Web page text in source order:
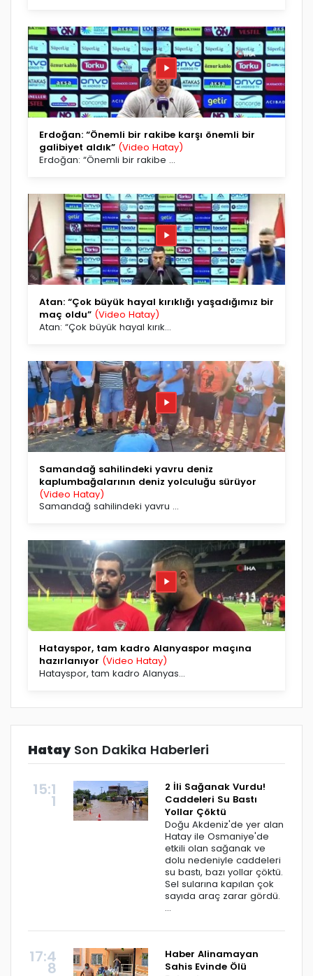
Erdoğan: “Önemli bir rakibe karşı önemli bir
galibiyet aldık” (Video Hatay)
Erdoğan: “Önemli bir rakibe ...
Atan: “Çok büyük hayal kırıklığı yaşadığımız bir
maç oldu” (Video Hatay)
Atan: “Çok büyük hayal kırık...
Samandağ sahilindeki yavru deniz
kaplumbağalarının deniz yolculuğu sürüyor
(Video Hatay)
Samandağ sahilindeki yavru ...
Hatayspor, tam kadro Alanyaspor maçına
hazırlanıyor (Video Hatay)
Hatayspor, tam kadro Alanyas...
HataySon Dakika Haberleri
15:1
1
2 İli Sağanak Vurdu!
Caddeleri Su Bastı
Yollar Çöktü
Doğu Akdeniz'de yer alan
Hatay ile Osmaniye'de
etkili olan sağanak ve
dolu nedeniyle caddeleri
su bastı, bazı yollar çöktü.
Sel sularına kapılan çok
sayıda araç zarar gördü.
...
17:4
8
Haber Alinamayan
Sahis Evinde Ölü